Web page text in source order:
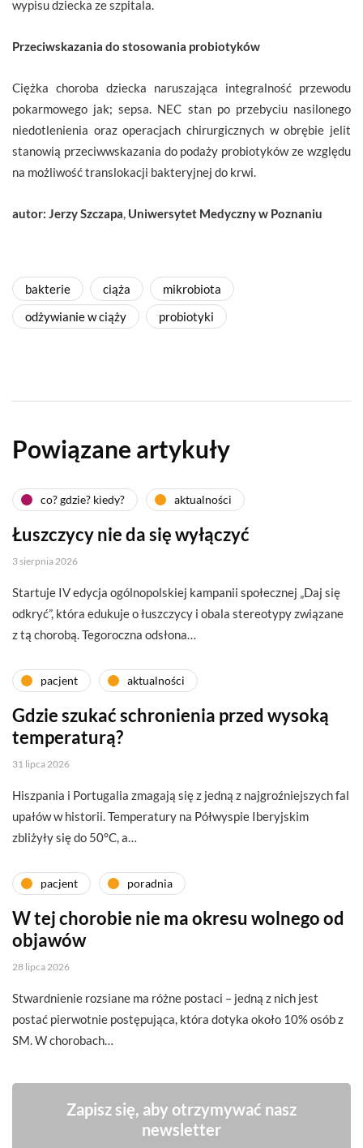
wypisu dziecka ze szpitala.
Przeciwskazania do stosowania probiotyków
Ciężka choroba dziecka naruszająca integralność przewodu
pokarmowego jak; sepsa. NEC stan po przebyciu nasilonego
niedotlenienia oraz operacjach chirurgicznych w obrębie jelit
stanowią przeciwwskazania do podaży probiotyków ze względu
na możliwość translokacji bakteryjnej do krwi.
autor: Jerzy Szczapa Uniwersytet Medyczny w Poznaniu
bakterie ciąża
mikrobiota
odżywianie w ciąży
probiotyki
Powiązane artykuły
co? gdzie? kiedy? aktualności
Łuszczycy nie da się wyłączyć
3 sierpnia 2026
Startuje IV edycja ogólnopolskiej kampanii społecznej „Daj się
odkryć”, która edukuje o łuszczycy i obala stereotypy związane
z tą chorobą. Tegoroczna odsłona…
pacjent aktualności
Gdzie szukać schronienia przed wysoką
temperaturą?
31 lipca 2026
Hiszpania i Portugalia zmagają się z jedną z najgroźniejszych fal
upałów w historii. Temperatury na Półwyspie Iberyjskim
zbliżyły się do 50°C, a…
pacjent poradnia
W tej chorobie nie ma okresu wolnego od
objawów
28 lipca 2026
Stwardnienie rozsiane ma różne postaci – jedną z nich jest
postać pierwotnie postępująca, która dotyka około 10% osób z
SM. W chorobach…
Zapisz się, aby otrzymywać nasz
newsletter